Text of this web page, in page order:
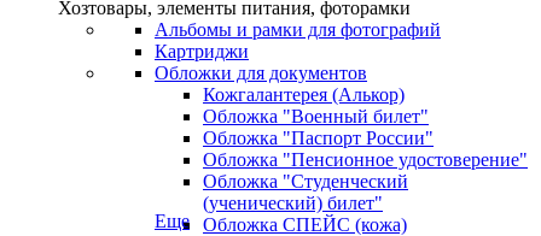
Хозтовары, элементы питания, фоторамки
Альбомы и рамки для фотографий
Картриджи
Обложки для документов
Кожгалантерея (Алькор)
Обложка "Военный билет"
Обложка "Паспорт России"
Обложка "Пенсионное удостоверение"
Обложка "Студенческий
(ученический) билет"
Обложка СПЕЙС (кожа)
Еще